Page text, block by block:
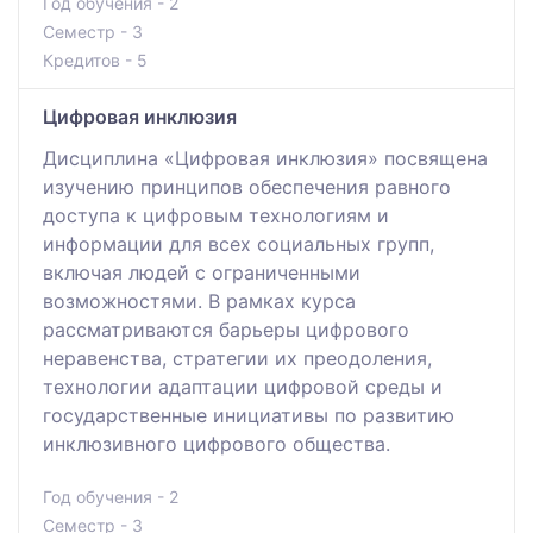
Семестр - 3
Кредитов - 5
Цифровая инклюзия
Дисциплина «Цифровая инклюзия» посвящена
изучению принципов обеспечения равного
доступа к цифровым технологиям и
информации для всех социальных групп,
включая людей с ограниченными
возможностями. В рамках курса
рассматриваются барьеры цифрового
неравенства, стратегии их преодоления,
технологии адаптации цифровой среды и
государственные инициативы по развитию
инклюзивного цифрового общества.
Год обучения - 2
Семестр - 3